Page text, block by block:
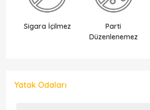
Sigara İçilmez
Parti
Düzenlenemez
Yatak Odaları